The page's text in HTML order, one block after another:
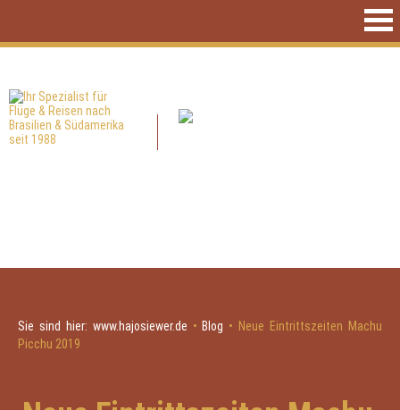
Sie sind hier: www.hajosiewer.de • Blog • Neue Eintrittszeiten Machu
Picchu 2019